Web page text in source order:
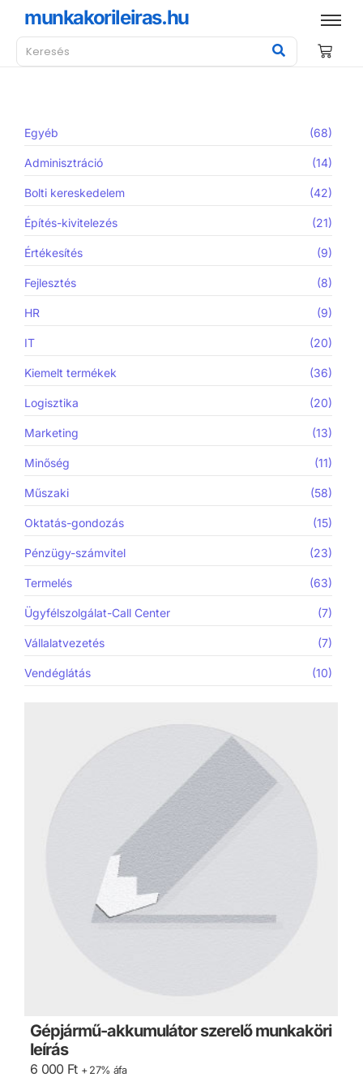
munkakorileiras.hu
Egyéb (68)
Adminisztráció (14)
Bolti kereskedelem (42)
Építés-kivitelezés (21)
Értékesítés (9)
Fejlesztés (8)
HR (9)
IT (20)
Kiemelt termékek (36)
Logisztika (20)
Marketing (13)
Minőség (11)
Műszaki (58)
Oktatás-gondozás (15)
Pénzügy-számvitel (23)
Termelés (63)
Ügyfélszolgálat-Call Center (7)
Vállalatvezetés (7)
Vendéglátás (10)
Gépjármű-akkumulátor szerelő munkaköri
leírás
6 000 Ft + 27% áfa